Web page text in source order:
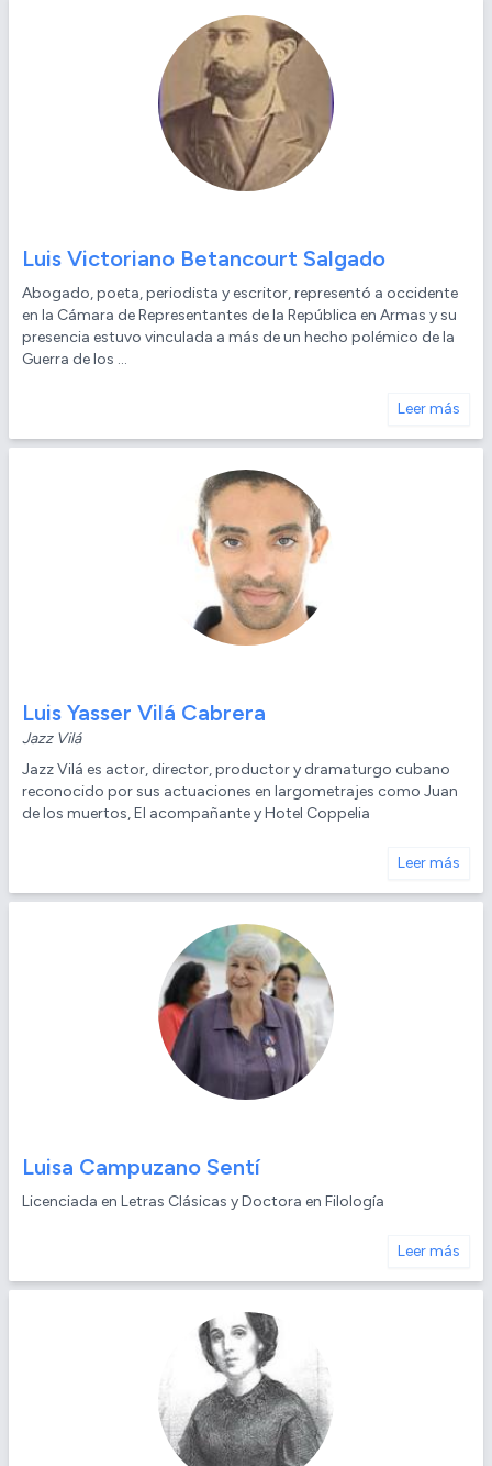
Luis Victoriano Betancourt Salgado
Abogado, poeta, periodista y escritor, representó a occidente
en la Cámara de Representantes de la República en Armas y su
presencia estuvo vinculada a más de un hecho polémico de la
Guerra de los ...
Leer más
Luis Yasser Vilá Cabrera
Jazz Vilá
Jazz Vilá es actor, director, productor y dramaturgo cubano
reconocido por sus actuaciones en largometrajes como Juan
de los muertos, El acompañante y Hotel Coppelia
Leer más
Luisa Campuzano Sentí
Licenciada en Letras Clásicas y Doctora en Filología
Leer más